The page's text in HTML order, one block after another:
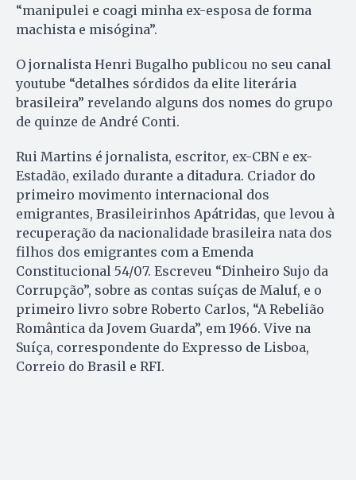
“manipulei e coagi minha ex-esposa de forma
machista e misógina”.
O jornalista Henri Bugalho publicou no seu canal
youtube “detalhes sórdidos da elite literária
brasileira” revelando alguns dos nomes do grupo
de quinze de André Conti.
Rui Martins é jornalista, escritor, ex-CBN e ex-
Estadão, exilado durante a ditadura. Criador do
primeiro movimento internacional dos
emigrantes, Brasileirinhos Apátridas, que levou à
recuperação da nacionalidade brasileira nata dos
filhos dos emigrantes com a Emenda
Constitucional 54/07. Escreveu “Dinheiro Sujo da
Corrupção”, sobre as contas suíças de Maluf, e o
primeiro livro sobre Roberto Carlos, “A Rebelião
Romântica da Jovem Guarda”, em 1966. Vive na
Suíça, correspondente do Expresso de Lisboa,
Correio do Brasil e RFI.